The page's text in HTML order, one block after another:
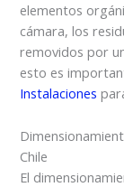
elementos
cámara, los
removidos por
esto es
Instalaciones
Chile
El